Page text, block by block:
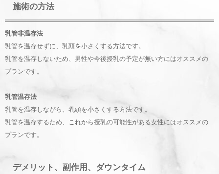
施術の方法
乳管非温存法
乳管を温存せずに、乳頭を小さくする方法です。
乳管を温存しないため、男性や今後授乳の予定が無い方にはオススメの
プランです。
乳管温存法
乳管を温存しながら、乳頭を小さくする方法です。
乳管を温存するため、これから授乳の可能性がある女性にはオススメの
プランです。
デメリット、副作用、ダウンタイム